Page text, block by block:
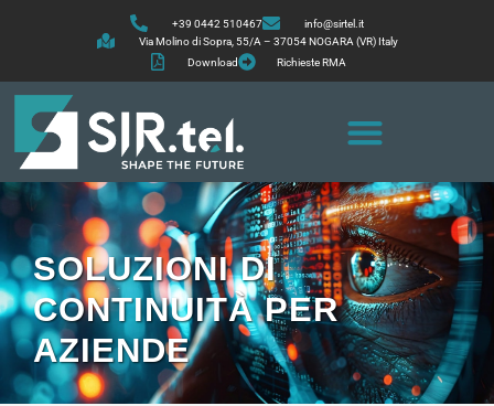
+39 0442 510467
info@sirtel.it
Via Molino di Sopra, 55/A – 37054 NOGARA (VR) Italy
Download
Richieste RMA
SOLUZIONI DI
CONTINUITÀ PER
AZIENDE